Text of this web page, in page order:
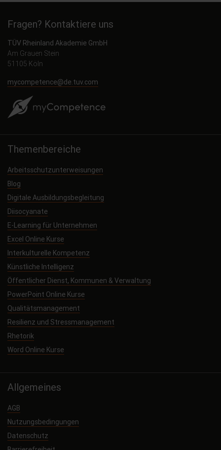
Fragen? Kontaktiere uns
TÜV Rheinland Akademie GmbH
Am Grauen Stein
51105 Köln
mycompetence@de.tuv.com
Themenbereiche
Arbeitsschutzunterweisungen
Blog
Digitale Ausbildungsbegleitung
Diisocyanate
E-Learning für Unternehmen
Excel Online Kurse
Interkulturelle Kompetenz
Künstliche Intelligenz
Öffentlicher Dienst, Kommunen & Verwaltung
PowerPoint Online Kurse
Qualitätsmanagement
Resilienz und Stressmanagement
Rhetorik
Word Online Kurse
Allgemeines
AGB
Nutzungsbedingungen
Datenschutz